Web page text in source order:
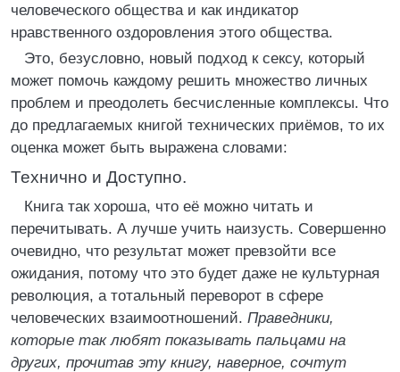
человеческого общества и как индикатор
нравственного оздоровления этого общества.
Это, безусловно, новый подход к сексу, который
может помочь каждому решить множество личных
проблем и преодолеть бесчисленные комплексы. Что
до предлагаемых книгой технических приёмов, то их
оценка может быть выражена словами:
Технично и Доступно.
Книга так хороша, что её можно читать и
перечитывать. А лучше учить наизусть. Совершенно
очевидно, что результат может превзойти все
ожидания, потому что это будет даже не культурная
революция, а тотальный переворот в сфере
человеческих взаимоотношений. Праведники,
которые так любят показывать пальцами на
других, прочитав эту книгу, наверное, сочтут